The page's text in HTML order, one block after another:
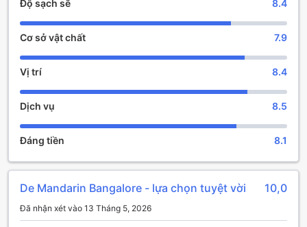
không gian ấm cúng tại De Mandarin Bangalore!
Trải Nghiệm Giải Trí Tại De Mandarin Bangalore
Tại De Mandarin Bangalore, du khách sẽ được trải nghiệm
những khoảnh khắc thư giãn và giải trí tuyệt vời tại thư viện
của khách sạn. Với không gian yên tĩnh, thư viện được thiết
kế để mang đến cho bạn một nơi lý tưởng để đắm chìm
các tác phẩm văn học cổ điển. Những kệ sách được sắp
xếp gọn gàng và phong phú sẽ giúp bạn dễ dàng tìm thấy
những cuốn sách phù hợp với sở thích cá nhân.
như buổi đọc sách, tọa đàm văn học và các sự kiện giao
lưu văn hóa. Đây là cơ hội tuyệt vời để bạn kết nối với
những người yêu thích sách khác và chia sẻ đam mê văn
Độ sạch sẽ 8.4
Cơ sở vật chất 7.9
Vị trí 8.4
Dịch vụ 8.5
Đáng tiền 8.1
De Mandarin Bangalore - lựa chọn tuyệt vời 10,0
Đã nhận xét vào 13 Tháng 5, 2026